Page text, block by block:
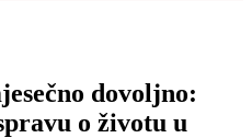
dovoljno:
o životu u